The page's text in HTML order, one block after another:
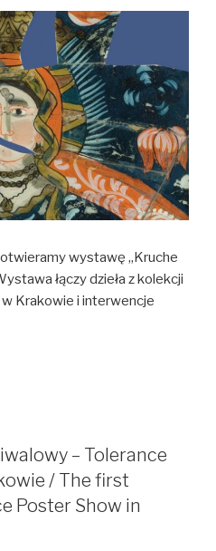
wystawę „Kruche
łączy dzieła z kolekcji
Krakowie i interwencje
– Tolerance
/ The first
Poster Show in